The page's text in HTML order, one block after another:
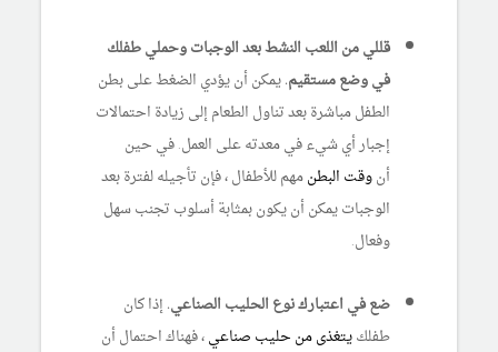
قللي من اللعب النشط بعد الوجبات وحملي طفلك
في وضع مستقيم.يمكن أن يؤدي الضغط على بطن
الطفل مباشرة بعد تناول الطعام إلى زيادة احتمالات
إجبار أي شيء في معدته على العمل. في حين
أنوقت البطنمهم للأطفال ، فإن تأجيله لفترة بعد
الوجبات يمكن أن يكون بمثابة أسلوب تجنب سهل
وفعال.
ضع في اعتبارك نوع الحليب الصناعي. إذا كان
طفلكيتغذى من حليب صناعي، فهناك احتمال أن